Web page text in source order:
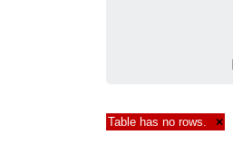
Table has no rows. ×